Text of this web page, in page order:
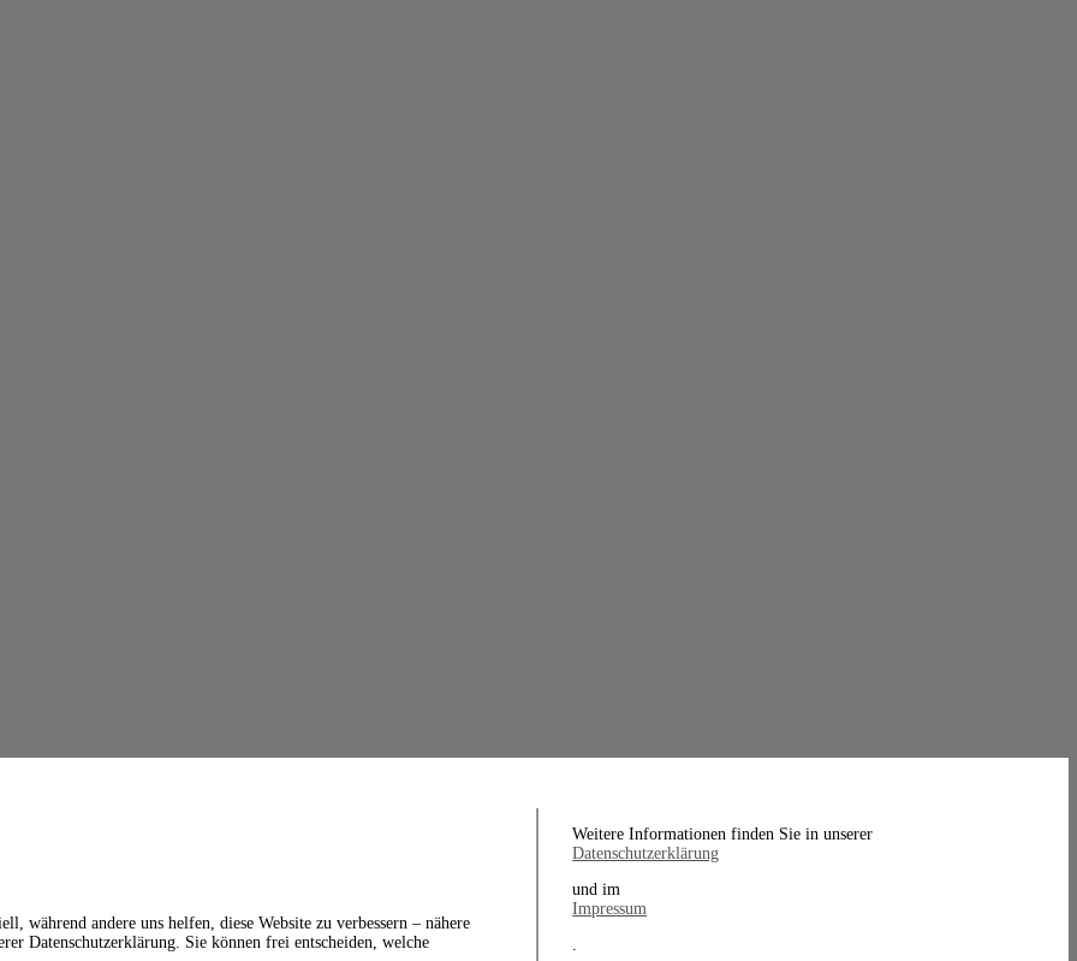
während andere uns helfen, diese Website zu verbessern – nähere
Datenschutzerklärung. Sie können frei entscheiden, welche
Weitere Informationen finden Sie in unserer
Datenschutzerklärung
und im
Impressum
.